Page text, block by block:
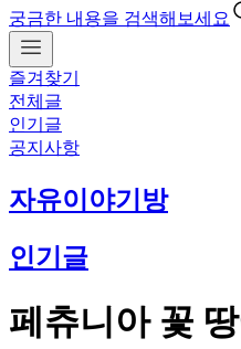
궁금한 내용을 검색해보세요
즐겨찾기
전체글
인기글
공지사항
자유이야기방
인기글
페츄니아 꽃